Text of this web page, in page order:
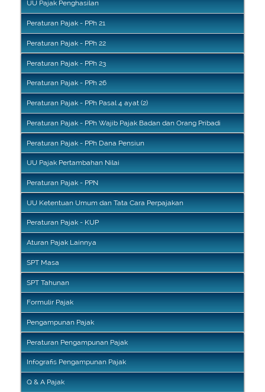
UU Pajak Penghasilan
Peraturan Pajak - PPh 21
Peraturan Pajak - PPh 22
Peraturan Pajak - PPh 23
Peraturan Pajak - PPh 26
Peraturan Pajak - PPh Pasal 4 ayat (2)
Peraturan Pajak - PPh Wajib Pajak Badan dan Orang Pribadi
Peraturan Pajak - PPh Dana Pensiun
UU Pajak Pertambahan Nilai
Peraturan Pajak - PPN
UU Ketentuan Umum dan Tata Cara Perpajakan
Peraturan Pajak - KUP
Aturan Pajak Lainnya
SPT Masa
SPT Tahunan
Formulir Pajak
Pengampunan Pajak
Peraturan Pengampunan Pajak
Infografis Pengampunan Pajak
Q & A Pajak